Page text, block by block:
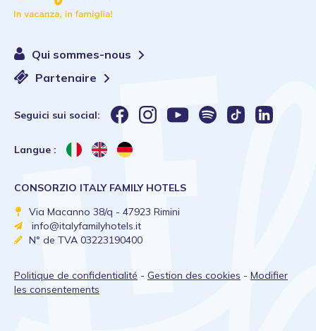
Qui sommes-nous
Partenaire
Seguici sui social:
Langue :
CONSORZIO ITALY FAMILY HOTELS
Via Macanno 38/q - 47923 Rimini
info@italyfamilyhotels.it
N° de TVA 03223190400
Politique de confidentialité - Gestion des cookies - Modifier
les consentements